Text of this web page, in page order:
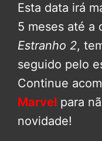
Esta data irá
5 meses até a
Estranho 2,
seguido pelo
Continue
Marvel para
novidade!